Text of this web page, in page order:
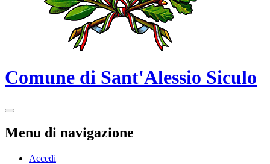
Comune di Sant'Alessio Siculo
Menu di navigazione
Accedi